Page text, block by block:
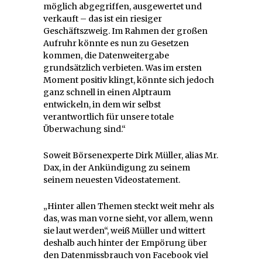
möglich abgegriffen, ausgewertet und
verkauft – das ist ein riesiger
Geschäftszweig. Im Rahmen der großen
Aufruhr könnte es nun zu Gesetzen
kommen, die Datenweitergabe
grundsätzlich verbieten. Was im ersten
Moment positiv klingt, könnte sich jedoch
ganz schnell in einen Alptraum
entwickeln, in dem wir selbst
verantwortlich für unsere totale
Überwachung sind.“
Soweit Börsenexperte Dirk Müller, alias Mr.
Dax, in der Ankündigung zu seinem
seinem neuesten Videostatement.
„Hinter allen Themen steckt weit mehr als
das, was man vorne sieht, vor allem, wenn
sie laut werden“, weiß Müller und wittert
deshalb auch hinter der Empörung über
den Datenmissbrauchvon Facebook viel